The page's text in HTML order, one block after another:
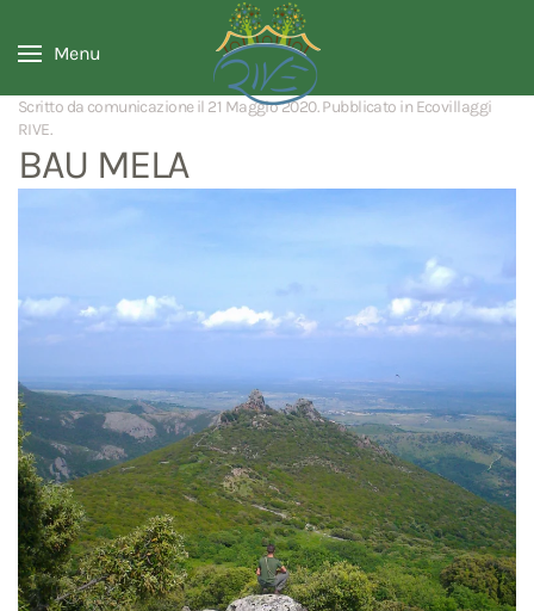
Menu
Scritto da comunicazione il 21 Maggio 2020. Pubblicato in Ecovillaggi
RIVE.
BAU MELA